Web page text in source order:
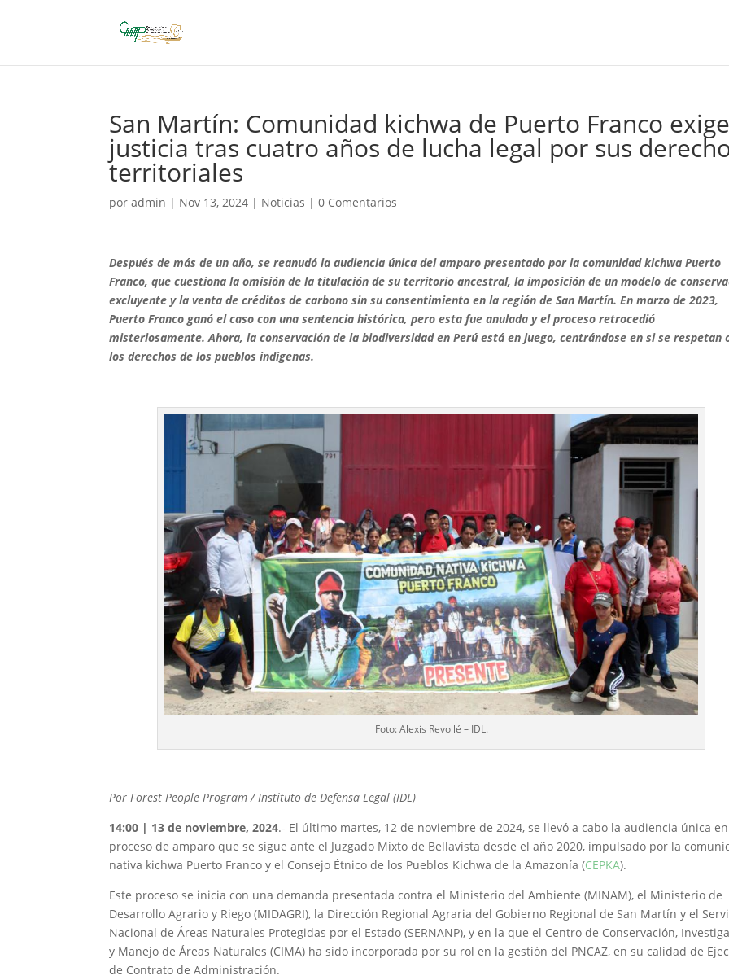
San Martín: Comunidad kichwa de Puerto Franco exige
justicia tras cuatro años de lucha legal por sus
territoriales
poradmin | Nov 13, 2024 | Noticias |0 Comentarios
Después de más de un año, se reanudó la audiencia única del amparo presentado por la comunidadkichwa Puerto
Franco, que cuestiona la omisión de la titulación de su territorio ancestral, la imposición de un modelo de
excluyente y la venta de créditos de carbono sin su consentimiento en la región de San Martín. En marzo de 2023,
Puerto Franco ganó el caso con una sentencia histórica, pero esta fue anulada y el proceso retrocedió
misteriosamente. Ahora, la conservación de la biodiversidad en Perú está en juego, centrándose en si se respetan
los derechos de los pueblos indígenas.
Foto: Alexis Revollé – IDL.
Por Forest People Program / Instituto de Defensa Legal (IDL)
14:00 | 13 de noviembre, 2024.- El último martes, 12 de noviembre de 2024, se llevó a cabo la audiencia única
proceso de amparo que se sigue ante el Juzgado Mixto de Bellavista desde el año 2020, impulsado por la
nativa kichwa Puerto Franco y el Consejo Étnico de los Pueblos Kichwa de la Amazonía (CEPKA).
Este proceso se inicia con una demanda presentada contra el Ministerio del Ambiente (MINAM), el Ministerio de
Desarrollo Agrario y Riego (MIDAGRI), la Dirección Regional Agraria del Gobierno Regional de San Martín y el
Nacional de Áreas Naturales Protegidas por el Estado (SERNANP), y en la que el Centro de Conservación,
y Manejo de Áreas Naturales (CIMA) ha sido incorporada por su rol en la gestión del PNCAZ, en su calidad de
de Contrato de Administración.